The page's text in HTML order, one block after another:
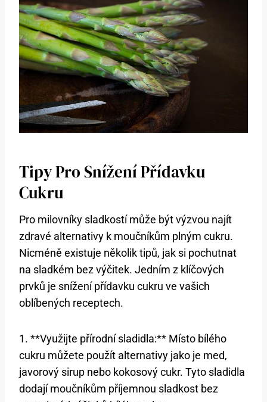
Tipy Pro Snížení Přídavku
Cukru
Pro milovníky sladkostí může být výzvou najít
zdravé alternativy k moučníkům plným cukru.
Nicméně existuje několik tipů, jak si pochutnat
na sladkém bez výčitek. Jedním z klíčových
prvků je snížení přídavku cukru ve vašich
oblíbených receptech.
1. **Využijte přírodní sladidla:** Místo bílého
cukru můžete použít alternativy jako je med,
javorový sirup nebo kokosový cukr. Tyto sladidla
dodají moučníkům příjemnou sladkost bez